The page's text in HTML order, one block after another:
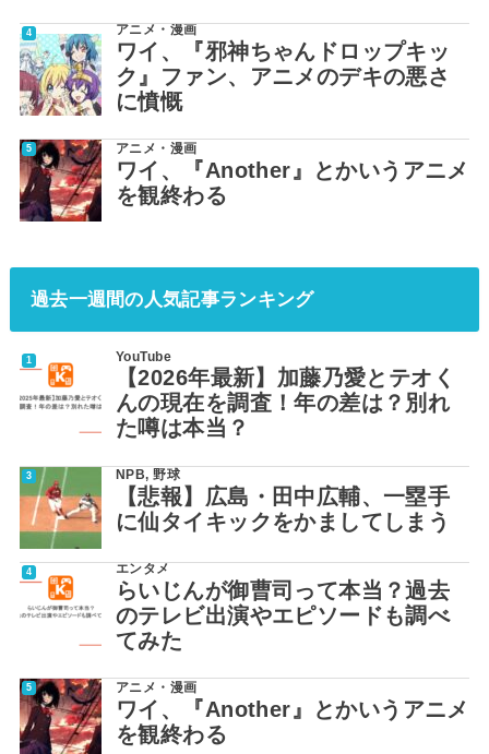
アニメ・漫画
ワイ、『邪神ちゃんドロップキッ
ク』ファン、アニメのデキの悪さ
に憤慨
アニメ・漫画
ワイ、『Another』とかいうアニメ
を観終わる
過去一週間の人気記事ランキング
YouTube
【2026年最新】加藤乃愛とテオく
んの現在を調査！年の差は？別れ
た噂は本当？
NPB,野球
【悲報】広島・田中広輔、一塁手
に仙タイキックをかましてしまう
エンタメ
らいじんが御曹司って本当？過去
のテレビ出演やエピソードも調べ
てみた
アニメ・漫画
ワイ、『Another』とかいうアニメ
を観終わる